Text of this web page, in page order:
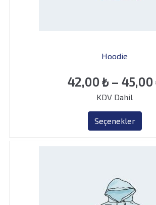
Hoodie
42,00 ₺ – 45,00
KDV Dahil
Seçenekler